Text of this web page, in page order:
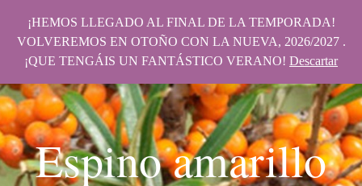
Espino amarillo
¡HEMOS LLEGADO AL FINAL DE LA TEMPORADA!
VOLVEREMOS EN OTOÑO CON LA NUEVA, 2026/2027 .
¡QUE TENGÁIS UN FANTÁSTICO VERANO! Descartar